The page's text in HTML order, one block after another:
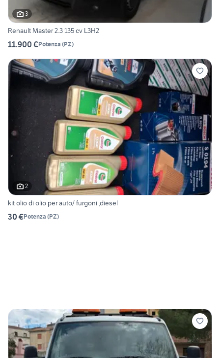
3
Renault Master 2.3 135 cv L3H2
11.900 €Potenza (PZ)
2
kit olio di olio per auto/ furgoni ,diesel
30 €Potenza (PZ)